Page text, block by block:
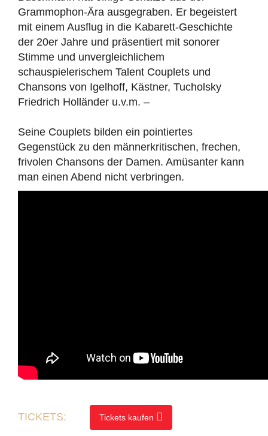
Grammophon-Ära ausgegraben. Er begeistert
mit einem Ausflug in die Kabarett-Geschichte
der 20er Jahre und präsentiert mit sonorer
Stimme und unvergleichlichem
schauspielerischem Talent Couplets und
Chansons von Igelhoff, Kästner, Tucholsky
Friedrich Holländer u.v.m. –
Seine Couplets bilden ein pointiertes
Gegenstück zu den männerkritischen, frechen,
frivolen Chansons der Damen. Amüsanter kann
man einen Abend nicht verbringen.
TICKETS: Tickets kaufen